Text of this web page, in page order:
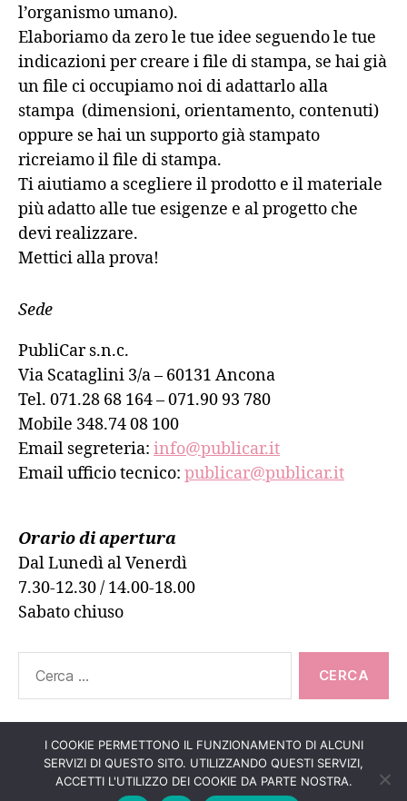
l’organismo umano).
Elaboriamo da zero le tue idee seguendo le tue
indicazioni per creare i file di stampa, se hai già
un file ci occupiamo noi di adattarlo alla
stampa (dimensioni, orientamento, contenuti)
oppure se hai un supporto già stampato
ricreiamo il file di stampa.
Ti aiutiamo a scegliere il prodotto e il materiale
più adatto alle tue esigenze e al progetto che
devi realizzare.
Mettici alla prova!
Sede
PubliCar s.n.c.
Via Scataglini 3/a – 60131 Ancona
Tel. 071.28 68 164 – 071.90 93 780
Mobile 348.74 08 100
Email segreteria: info@publicar.it
Email ufficio tecnico: publicar@publicar.it
Orario di apertura
Dal Lunedì al Venerdì
7.30-12.30 / 14.00-18.00
Sabato chiuso
© 2026PUBLICAR ADESIVI ANCONA
Su
I COOKIE PERMETTONO IL FUNZIONAMENTO DI ALCUNI
SERVIZI DI QUESTO SITO. UTILIZZANDO QUESTI SERVIZI,
ACCETTI L'UTILIZZO DEI COOKIE DA PARTE NOSTRA.